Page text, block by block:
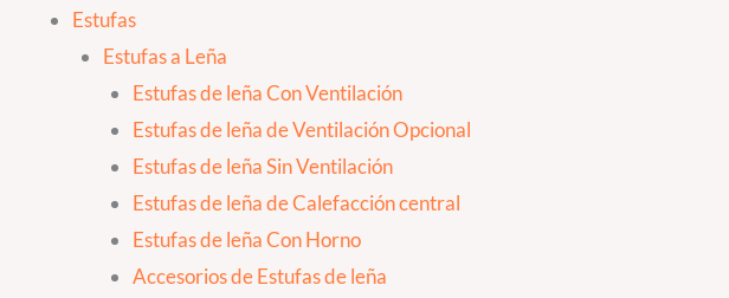
Estufas
Estufas a Leña
Estufas de leña Con Ventilación
Estufas de leña de Ventilación Opcional
Estufas de leña Sin Ventilación
Estufas de leña de Calefacción central
Estufas de leña Con Horno
Accesorios de Estufas de leña